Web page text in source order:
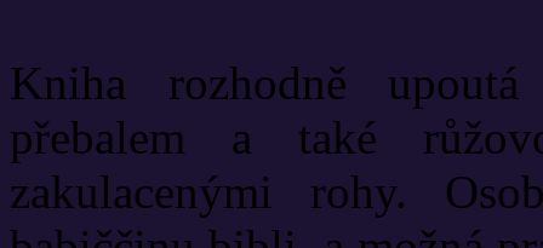
Kniha rozhodně
přebalem a také
zakulacenými rohy.